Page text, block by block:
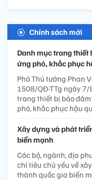
Chính sách mới
Danh mục trang thiết
ứng phó, khắc phục
Phó Thủ tướng Phan
1508/QĐ-TTg ngày
trang thiết bị bảo
phó, khắc phục hậu
Xây dựng và phát
biển mạnh
Các bộ, ngành, địa
chỉ tiêu chủ yếu về
thành quốc gia biển